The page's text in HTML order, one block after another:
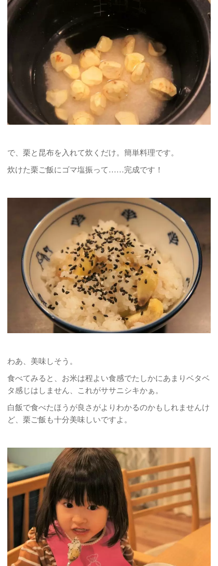
で、栗と昆布を入れて炊くだけ。簡単料理です。
炊けた栗ご飯にゴマ塩振って……完成です！
わあ、美味しそう。
食べてみると、お米は程よい食感でたしかにあまりベタベ
タ感じはしません、これがササニシキかぁ。
白飯で食べたほうが良さがよりわかるのかもしれませんけ
ど、栗ご飯も十分美味しいですよ。